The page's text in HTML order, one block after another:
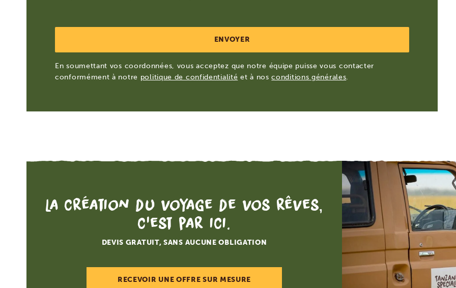
En soumettant vos coordonnées, vous acceptez que notre équipe puisse vous contacter
conformément à notre politique de confidentialité et à nosconditions générales.
La création du voyage de vos rêves,
c'est par ici.
DEVIS GRATUIT, SANS AUCUNE OBLIGATION
RECEVOIR UNE OFFRE SUR MESURE